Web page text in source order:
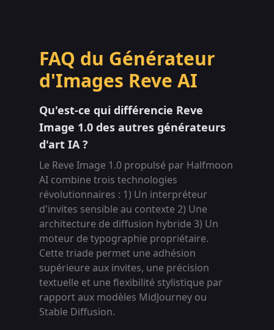
FAQ du Générateur
d'Images Reve AI
Qu'est-ce qui différencie Reve
Image 1.0 des autres générateurs
d'art IA ?
Le Reve Image 1.0 propulsé par Halfmoon
AI combine trois technologies
révolutionnaires : 1) Un interpréteur
d'invites sensible au contexte 2) Une
architecture de diffusion hybride 3) Un
moteur de typographie propriétaire.
Cette triade permet une adhésion
supérieure aux invites, une précision
textuelle et une flexibilité stylistique par
rapport aux modèles MidJourney ou
Stable Diffusion.